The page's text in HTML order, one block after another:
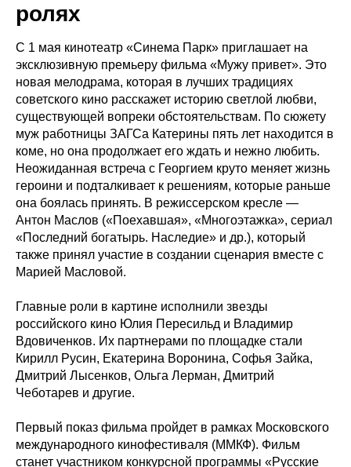
ролях
С 1 мая кинотеатр «Синема Парк» приглашает на
эксклюзивную премьеру фильма «Мужу привет». Это
новая мелодрама, которая в лучших традициях
советского кино расскажет историю светлой любви,
существующей вопреки обстоятельствам. По сюжету
муж работницы ЗАГСа Катерины пять лет находится в
коме, но она продолжает его ждать и нежно любить.
Неожиданная встреча с Георгием круто меняет жизнь
героини и подталкивает к решениям, которые раньше
она боялась принять. В режиссерском кресле —
Антон Маслов («Поехавшая», «Многоэтажка», сериал
«Последний богатырь. Наследие» и др.), который
также принял участие в создании сценария вместе с
Марией Масловой.
Главные роли в картине исполнили звезды
российского кино Юлия Пересильд и Владимир
Вдовиченков. Их партнерами по площадке стали
Кирилл Русин, Екатерина Воронина, Софья Зайка,
Дмитрий Лысенков, Ольга Лерман, Дмитрий
Чеботарев и другие.
Первый показ фильма пройдет в рамках Московского
международного кинофестиваля (ММКФ). Фильм
станет участником конкурсной программы «Русские